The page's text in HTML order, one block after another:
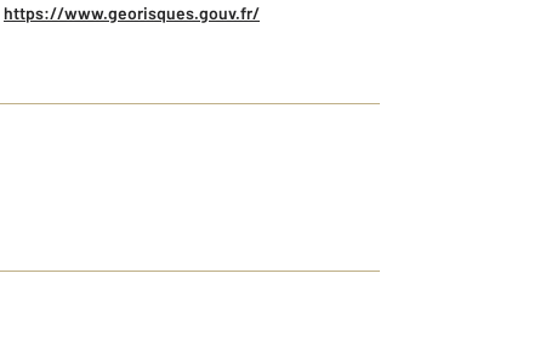
https://www.georisques.gouv.fr/